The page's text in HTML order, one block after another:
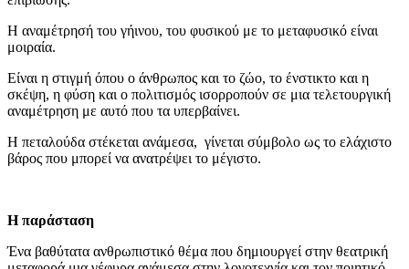
Η αναμέτρησή του γήινου, του φυσικού με το μεταφυσικό είναι
μοιραία.
Είναι η στιγμή όπου ο άνθρωπος και το ζώο, το ένστικτο και η
σκέψη, η φύση και ο πολιτισμός ισορροπούν σε μια τελετουργική
αναμέτρηση με αυτό που τα υπερβαίνει.
Η πεταλούδα στέκεται ανάμεσα, γίνεται σύμβολο ως το ελάχιστο
βάρος που μπορεί να ανατρέψει το μέγιστο.
Η παράσταση
Ένα βαθύτατα ανθρωπιστικό θέμα που δημιουργεί στην θεατρική